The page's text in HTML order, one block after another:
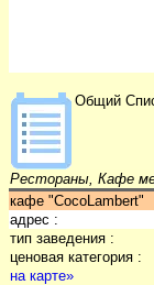
Общий
Рестораны, Кафе
кафе "CocoLambert"
адрес :
тип заведения :
ценовая категория :
на карте»